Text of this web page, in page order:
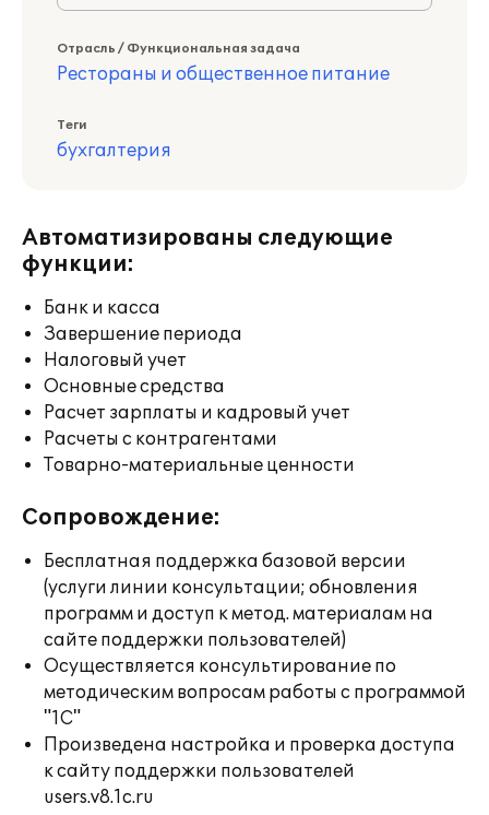
Отрасль / Функциональная задача
Рестораны и общественное питание
Теги
бухгалтерия
Автоматизированы следующие
функции:
Банк и касса
Завершение периода
Налоговый учет
Основные средства
Расчет зарплаты и кадровый учет
Расчеты с контрагентами
Товарно-материальные ценности
Сопровождение:
Бесплатная поддержка базовой версии
(услуги линии консультации; обновления
программ и доступ к метод. материалам на
сайте поддержки пользователей)
Осуществляется консультирование по
методическим вопросам работы с программой
"1С"
Произведена настройка и проверка доступа
к сайту поддержки пользователей
users.v8.1c.ru